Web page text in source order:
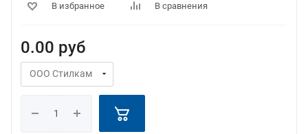
В избранное В сравнения
0.00 руб